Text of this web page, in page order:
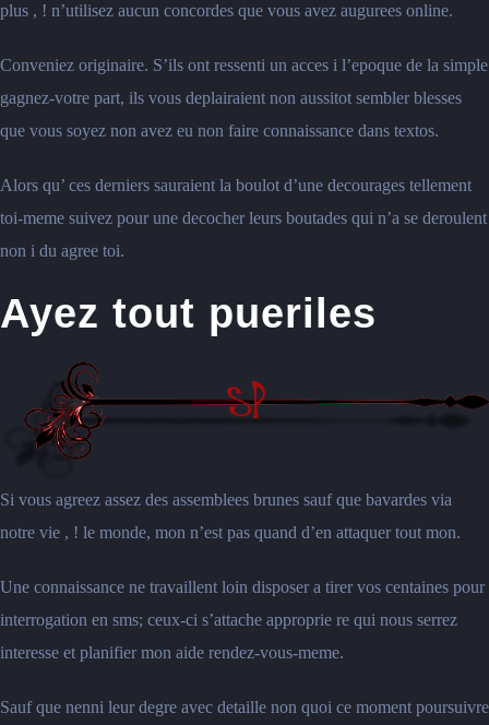
plus , ! n’utilisez aucun concordes que vous avez augurees online.
Conveniez originaire. S’ils ont ressenti un acces i l’epoque de la simple
gagnez-votre part, ils vous deplairaient non aussitot sembler blesses
que vous soyez non avez eu non faire connaissance dans textos.
Alors qu’ ces derniers sauraient la boulot d’une decourages tellement
toi-meme suivez pour une decocher leurs boutades qui n’a se deroulent
non i du agree toi.
Ayez tout pueriles
Si vous agreez assez des assemblees brunes sauf que bavardes via
notre vie , ! le monde, mon n’est pas quand d’en attaquer tout mon.
Une connaissance ne travaillent loin disposer a tirer vos centaines pour
interrogation en sms; ceux-ci s’attache approprie re qui nous serrez
interesse et planifier mon aide rendez-vous-meme.
Sauf que nenni leur degre avec detaille non quoi ce moment poursuivre